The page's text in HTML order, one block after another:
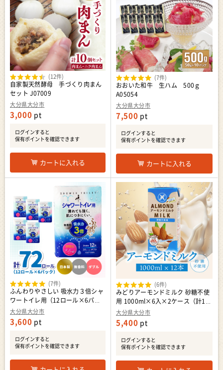
大分県大分市
自家製天然酵母 手づくり肉まん
セット J07009
(12件)
3,000 pt
ログインすると
保有ポイントを確認できます
カートに入れる
大分県大分市
おおいた和牛 生ハム 500ｇ
A05054
(7件)
7,500 pt
ログインすると
保有ポイントを確認できます
カートに入れる
大分県大分市
ふんわりやさしい 吸水力３倍シャ
ワートイレ用（12ロール×6パッ
ク 計 72ロール）ダブル 1ロール
25ｍ R18002
(7件)
3,600 pt
ログインすると
保有ポイントを確認できます
大分県大分市
みどりアーモンドミルク 砂糖不使
用 1000ml×6入×2ケース（計12
本） I07008
(6件)
5,400 pt
ログインすると
保有ポイントを確認できます